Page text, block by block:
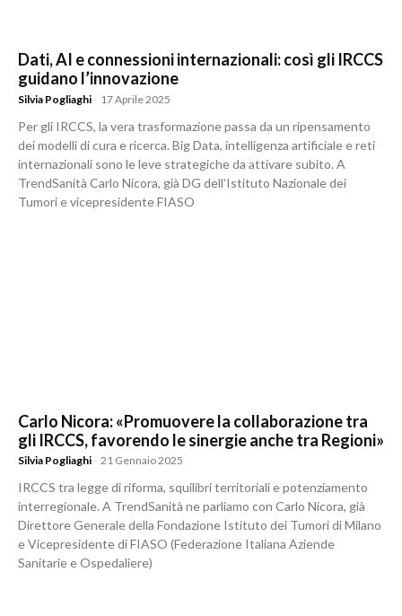
Dati, AI e connessioni internazionali: così gli IRCCS
guidano l’innovazione
Silvia Pogliaghi - 17 Aprile 2025
Per gli IRCCS, la vera trasformazione passa da un ripensamento
dei modelli di cura e ricerca. Big Data, intelligenza artificiale e reti
internazionali sono le leve strategiche da attivare subito. A
TrendSanità Carlo Nicora, già DG dell’Istituto Nazionale dei
Tumori e vicepresidente FIASO
Carlo Nicora: «Promuovere la collaborazione tra
gli IRCCS, favorendo le sinergie anche tra Regioni»
Silvia Pogliaghi - 21 Gennaio 2025
IRCCS tra legge di riforma, squilibri territoriali e potenziamento
interregionale. A TrendSanità ne parliamo con Carlo Nicora, già
Direttore Generale della Fondazione Istituto dei Tumori di Milano
e Vicepresidente di FIASO (Federazione Italiana Aziende
Sanitarie e Ospedaliere)